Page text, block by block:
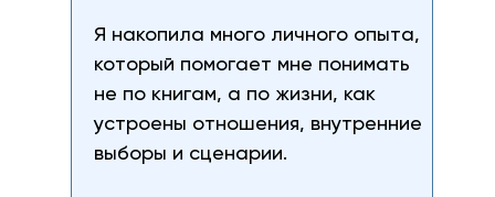
Я накопила много личного опыта,
который помогает мне понимать
не по книгам, а по жизни, как
устроены отношения, внутренние
выборы и сценарии.